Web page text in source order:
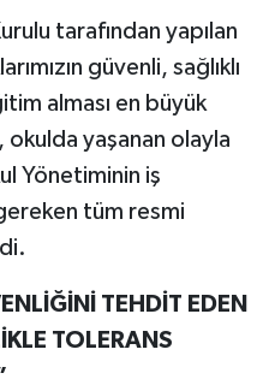
tarafından yapılan
güvenli, sağlıklı
alması en büyük
yaşanan olayla
Yönetiminin iş
tüm resmi
TEHDİT EDEN
TOLERANS